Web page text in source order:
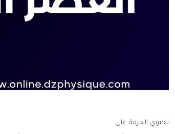
تحتوي الحزمة على: